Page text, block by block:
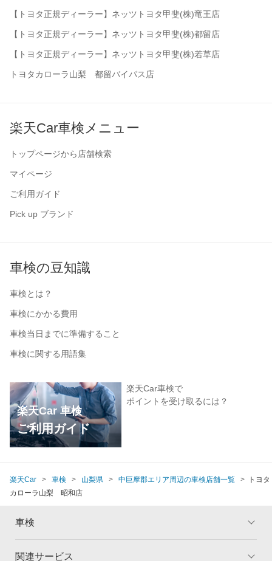
【トヨタ正規ディーラー】ネッツトヨタ甲斐(株)竜王店
【トヨタ正規ディーラー】ネッツトヨタ甲斐(株)都留店
【トヨタ正規ディーラー】ネッツトヨタ甲斐(株)若草店
トヨタカローラ山梨 都留バイパス店
楽天Car車検メニュー
トップページから店舗検索
マイページ
ご利用ガイド
Pick up ブランド
車検の豆知識
車検とは？
車検にかかる費用
車検当日までに準備すること
車検に関する用語集
楽天Car 車検
ご利用ガイド
楽天Car車検で
ポイントを受け取るには？
楽天Car 車検 山梨県 中巨摩郡エリア周辺の車検店舗一覧
トヨタ
カローラ山梨 昭和店
車検
トップ
関連サービス